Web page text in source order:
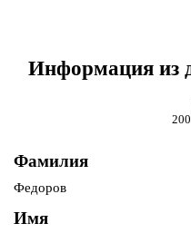
Информация из
Фамилия
Федоров
Имя